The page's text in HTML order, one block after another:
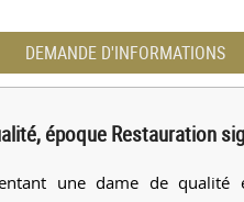
DEMANDE D'INFORMATIONS
époque Restauration
une dame de